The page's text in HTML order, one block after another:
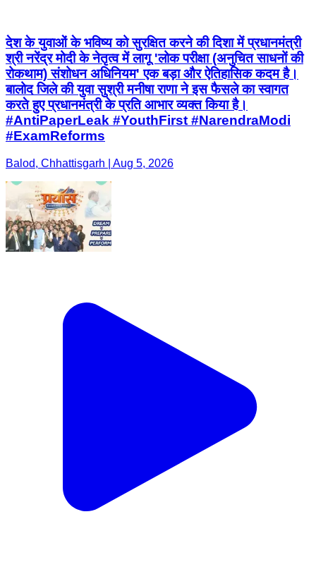
देश के युवाओं के भविष्य को सुरक्षित करने की दिशा में प्रधानमंत्री
श्री नरेंद्र मोदी के नेतृत्व में लागू 'लोक परीक्षा (अनुचित साधनों की
रोकथाम) संशोधन अधिनियम' एक बड़ा और ऐतिहासिक कदम है।
बालोद जिले की युवा सुश्री मनीषा राणा ने इस फैसले का स्वागत
करते हुए प्रधानमंत्री के प्रति आभार व्यक्त किया है।
#AntiPaperLeak #YouthFirst #NarendraModi
#ExamReforms
Balod, Chhattisgarh | Aug 5, 2026